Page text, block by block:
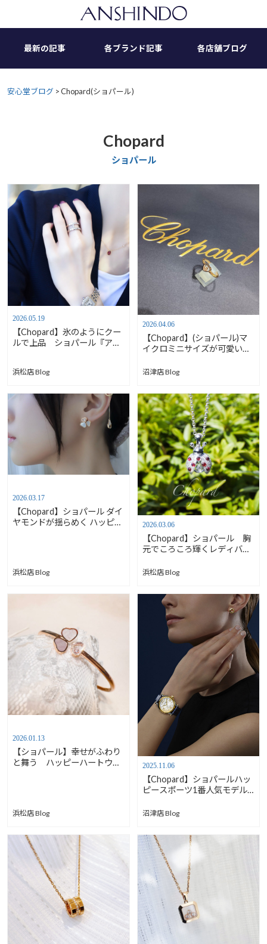
最新の記事 各ブランド記事 各店舗ブログ
安心堂ブログ >Chopard(ショパール)
Chopard
ショパール
2026.05.19
【Chopard】氷のようにクー
ルで上品 ショパール『アイ
浜松店 Blog
2026.04.06
【Chopard】(ショパール)マ
イクロミニサイズが可愛い
沼津店 Blog
2026.03.17
【Chopard】ショパール ダイ
ヤモンドが揺らめく ハッピー
浜松店 Blog
2026.03.06
【Chopard】ショパール 胸
元でころころ輝くレディバー
展開催
浜松店 Blog
2026.01.13
【ショパール】幸せがふわり
と舞う ハッピーハートウィ
浜松店 Blog
2025.11.06
【Chopard】ショパールハッ
ピースポーツ1番人気モデル
沼津店 Blog